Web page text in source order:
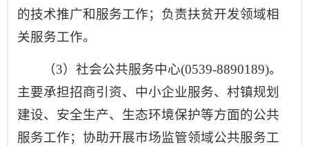
的技术推广和服务工作；负责扶贫开发领域相
关服务工作。
（3）社会公共服务中心(0539-8890189)。
主要承担招商引资、中小企业服务、村镇规划
建设、安全生产、生态环境保护等方面的公共
服务工作；协助开展市场监管领域公共服务工